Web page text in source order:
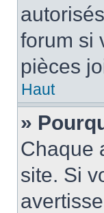
forum si
pièces
Haut
»
Chaque
site. Si